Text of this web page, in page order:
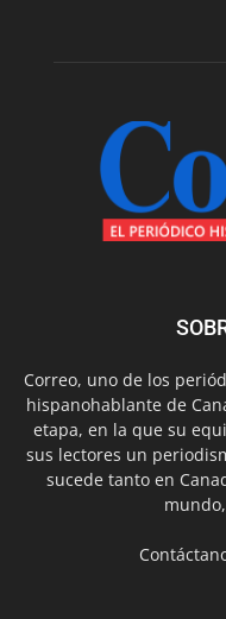
Correo, uno de los
hispanohablante de
etapa, en la que su
sus lectores un
sucede tanto en